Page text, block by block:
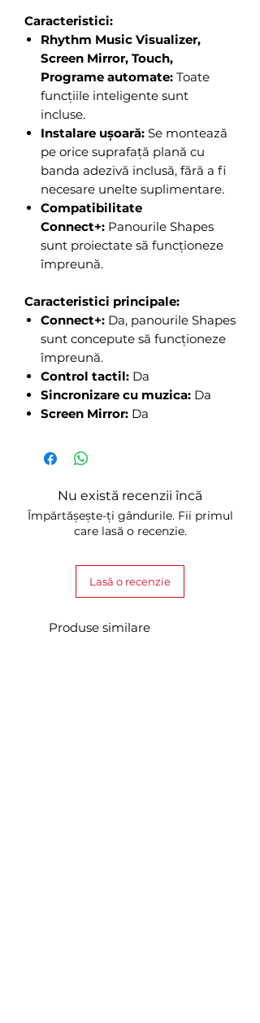
Caracteristici:
Rhythm Music Visualizer,
Screen Mirror, Touch,
Programe automate: Toate
funcțiile inteligente sunt
incluse.
Instalare ușoară: Se montează
pe orice suprafață plană cu
banda adezivă inclusă, fără a fi
necesare unelte suplimentare.
Compatibilitate
Connect+: Panourile Shapes
sunt proiectate să funcționeze
împreună.
Caracteristici principale:
Connect+: Da, panourile Shapes
sunt concepute să funcționeze
împreună.
Control tactil: Da
Sincronizare cu muzica: Da
Screen Mirror: Da
Nu există recenzii încă
Împărtășește-ți gândurile. Fii primul
care lasă o recenzie.
Lasă o recenzie
Produse similare